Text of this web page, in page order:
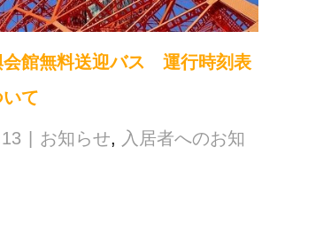
会館無料送迎バス 運行時刻表
て
お知らせ, 入居者へのお知